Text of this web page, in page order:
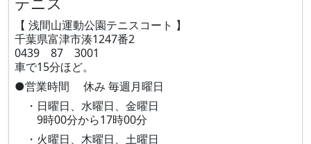
【 浅間山運動公園テニスコート 】
千葉県富津市湊1247番2
0439 87 3001
車で15分ほど。
●営業時間 休み 毎週月曜日
・日曜日、水曜日、金曜日
9時00分から17時00分
・火曜日、木曜日、土曜日